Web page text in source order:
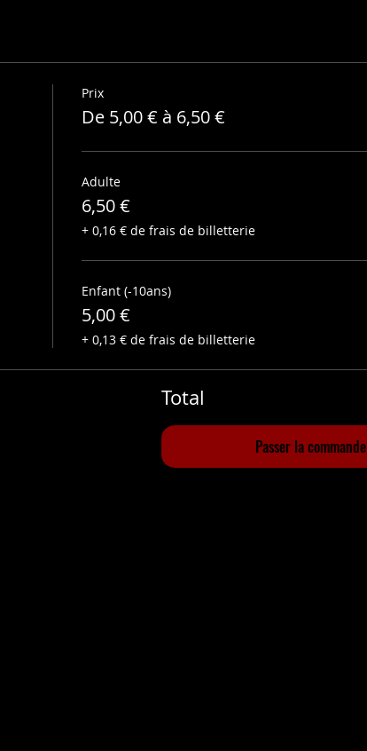
Prix
De 5,00 € à 6,50 €
Adulte
6,50 €
+ 0,16 € de frais de billetterie
Enfant (-10ans)
5,00 €
+ 0,13 € de frais de billetterie
Total
Passer la commande